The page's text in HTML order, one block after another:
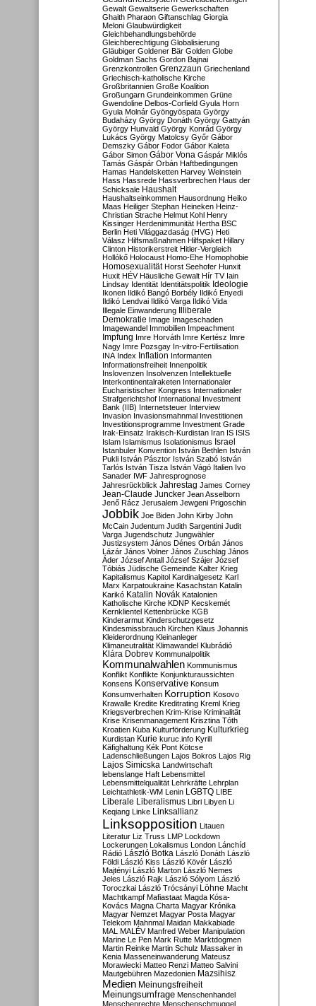
Gewalt Gewaltserie Gewerkschaften
Ghaith Pharaon Giftanschlag Giorgia
Meloni Glaubwürdigkeit
Gleichbehandlungsbehörde
Gleichberechtigung Globalisierung
Gläubiger Goldener Bär Golden Globe
Goldman Sachs Gordon Bajnai
Grenzkontrollen Grenzzaun Griechenland
Griechisch-katholische Kirche
Großbritannien Große Koalition
Großungarn Grundeinkommen Grüne
Gwendoline Delbos-Corfield Gyula Horn
Gyula Molnár Gyöngyöspata György
Budaházy György Donáth György Gattyán
György Hunvald György Konrád György
Lukács György Matolcsy Győr Gábor
Demszky Gábor Fodor Gábor Kaleta
Gábor Simon Gábor Vona Gáspár Miklós
Tamás Gáspár Orbán Haftbedingungen
Hamas Handelsketten Harvey Weinstein
Hass Hassrede Hassverbrechen Haus der
Schicksale Haushalt
Haushaltseinkommen Hausordnung Heiko
Maas Heiliger Stephan Heineken Heinz-
Christian Strache Helmut Kohl Henry
Kissinger Herdenimmunität Hertha BSC
Berlin Heti Világgazdaság (HVG) Heti
Válasz Hilfsmaßnahmen Hilfspaket Hillary
Clinton Historikerstreit Hitler-Vergleich
Hollókő Holocaust Homo-Ehe Homophobie
Homosexualität Horst Seehofer Hunxit
Huxit HÉV Häusliche Gewalt Hír TV Iain
Lindsay Identität Identitätspolitik Ideologie
Ikonen Ildikó Bangó Borbély Ildikó Enyedi
Ildikó Lendvai Ildikó Varga Ildikó Vida
Illegale Einwanderung Illiberale
Demokratie Image Imageschaden
Imagewandel Immobilien Impeachment
Impfung Imre Horváth Imre Kertész Imre
Nagy Imre Pozsgay In-vitro-Fertilisation
INA Index Inflation Informanten
Informationsfreiheit Innenpolitik
Inslovenzen Insolvenzen Intellektuelle
Interkontinentalraketen Internationaler
Eucharistischer Kongress Internationaler
Strafgerichtshof International Investment
Bank (IIB) Internetsteuer Interview
Invasion Invasionsmahnmal Investitionen
Investitionsprogramme Investment Grade
Irak-Einsatz Irakisch-Kurdistan Iran IS ISIS
Islam Islamismus Isolationismus Israel
Istanbuler Konvention István Bethlen István
Pukli István Pásztor István Szabó István
Tarlós István Tisza István Vágó Italien Ivo
Sanader IWF Jahresprognose
Jahresrückblick Jahrestag James Corney
Jean-Claude Juncker Jean Asselborn
Jenő Rácz Jerusalem Jewgeni Prigoschin
Jobbik Joe Biden John Kirby John
McCain Judentum Judith Sargentini Judit
Varga Jugendschutz Jungwähler
Justizsystem János Dénes Orbán János
Lázár János Volner János Zuschlag János
Áder József Antall József Szájer József
Tóbiás Jüdische Gemeinde Kalter Krieg
Kapitalismus Kapitol Kardinalgesetz Karl
Marx Karpatoukraine Kasachstan Katalin
Karikó Katalin Novák Katalonien
Katholische Kirche KDNP Kecskemét
Kernklientel Kettenbrücke KGB
Kinderarmut Kinderschutzgesetz
Kindesmissbrauch Kirchen Klaus Johannis
Kleiderordnung Kleinanleger
Klimaneutralität Klimawandel Klubrádió
Klára Dobrev Kommunalpolitik
Kommunalwahlen Kommunismus
Konflikt Konflikte Konjunkturaussichten
Konsens Konservative Konsum
Konsumverhalten Korruption Kosovo
Krawalle Kredite Kreditrating Kreml Krieg
Kriegsverbrechen Krim-Krise Kriminalität
Krise Krisenmanagement Krisztina Tóth
Kroatien Kuba Kulturförderung Kulturkrieg
Kurdistan Kurie kuruc.info Kyrill
Käfighaltung Kék Pont Kötcse
Ladenschließungen Lajos Bokros Lajos Rig
Lajos Simicska Landwirtschaft
lebenslange Haft Lebensmittel
Lebensmittelqualität Lehrkräfte Lehrplan
Leichtathletik-WM Lenin LGBTQ LIBE
Liberale Liberalismus Libri Libyen Li
Keqiang Linke Linksallianz
Linksopposition Litauen
Literatur Liz Truss LMP Lockdown
Lockerungen Lokalismus London Lánchíd
Rádió
László Botka László Donáth László
Földi László Kiss László Kövér László
Majtényi László Marton László Nemes
Jeles László Rajk László Sólyom László
Toroczkai László Trócsányi Löhne Macht
Machtkampf Mafiastaat Magda Kósa-
Kovács Magna Charta Magyar Krónika
Magyar Nemzet Magyar Posta Magyar
Telekom Mahnmal Maidan Makkabiade
MAL MALÉV Manfred Weber Manipulation
Marine Le Pen Mark Rutte Marktdogmen
Martin Reinke Martin Schulz Massaker in
Kenia Masseneinwanderung Mateusz
Morawiecki Matteo Renzi Matteo Salvini
Mautgebühren Mazedonien Mazsihisz
Medien Meinungsfreiheit
Meinungsumfrage Menschenhandel
Menschenrechte Menschenschmuggel